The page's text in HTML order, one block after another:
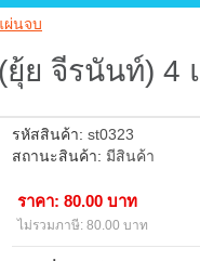
ผ่นจบ
ย จีรนันท์) 4
รหัสสินค้า: st0323
สถานะสินค้า: มีสินค้า
ราคา: 80.00 บาท
ไม่รวมภาษี: 80.00 บาท